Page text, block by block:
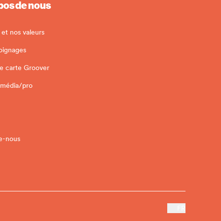
de nous
et nos valeurs
carte Groover
pro
nous